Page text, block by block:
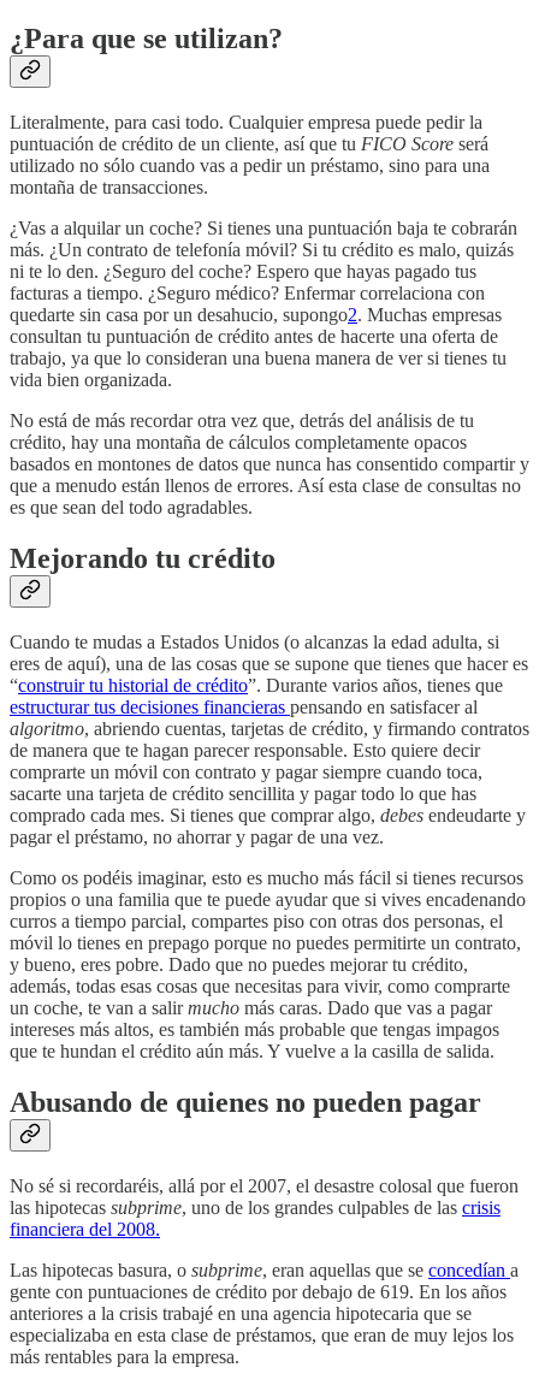
¿Para que se utilizan?
Literalmente, para casi todo. Cualquier empresa puede pedir la
puntuación de crédito de un cliente, así que tu FICO Score será
utilizado no sólo cuando vas a pedir un préstamo, sino para una
montaña de transacciones.
¿Vas a alquilar un coche? Si tienes una puntuación baja te cobrarán
más. ¿Un contrato de telefonía móvil? Si tu crédito es malo, quizás
ni te lo den. ¿Seguro del coche? Espero que hayas pagado tus
facturas a tiempo. ¿Seguro médico? Enfermar correlaciona con
quedarte sin casa por un desahucio, supongo2. Muchas empresas
consultan tu puntuación de crédito antes de hacerte una oferta de
trabajo, ya que lo consideran una buena manera de ver si tienes tu
vida bien organizada.
No está de más recordar otra vez que, detrás del análisis de tu
crédito, hay una montaña de cálculos completamente opacos
basados en montones de datos que nunca has consentido compartir y
que a menudo están llenos de errores. Así esta clase de consultas no
es que sean del todo agradables.
Mejorando tu crédito
Cuando te mudas a Estados Unidos (o alcanzas la edad adulta, si
eres de aquí), una de las cosas que se supone que tienes que hacer es
“construir tu historial de crédito”. Durante varios años, tienes que
estructurar tus decisiones financieras pensando en satisfacer al
algoritmo, abriendo cuentas, tarjetas de crédito, y firmando contratos
de manera que te hagan parecer responsable. Esto quiere decir
comprarte un móvil con contrato y pagar siempre cuando toca,
sacarte una tarjeta de crédito sencillita y pagar todo lo que has
comprado cada mes. Si tienes que comprar algo, debes endeudarte y
pagar el préstamo, no ahorrar y pagar de una vez.
Como os podéis imaginar, esto es mucho más fácil si tienes recursos
propios o una familia que te puede ayudar que si vives encadenando
curros a tiempo parcial, compartes piso con otras dos personas, el
móvil lo tienes en prepago porque no puedes permitirte un contrato,
y bueno, eres pobre. Dado que no puedes mejorar tu crédito,
además, todas esas cosas que necesitas para vivir, como comprarte
un coche, te van a salirmucho más caras. Dado que vas a pagar
intereses más altos, es también más probable que tengas impagos
que te hundan el crédito aún más. Y vuelve a la casilla de salida.
Abusando de quienes no pueden pagar
No sé si recordaréis, allá por el 2007, el desastre colosal que fueron
las hipotecas subprime, uno de los grandes culpables de las crisis
financiera del 2008.
Las hipotecas basura, o subprime, eran aquellas que se concedían a
gente con puntuaciones de crédito por debajo de 619. En los años
anteriores a la crisis trabajé en una agencia hipotecaria que se
especializaba en esta clase de préstamos, que eran de muy lejos los
más rentables para la empresa.